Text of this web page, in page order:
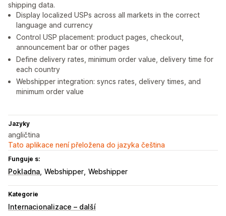
shipping data.
Display localized USPs across all markets in the correct
language and currency
Control USP placement: product pages, checkout,
announcement bar or other pages
Define delivery rates, minimum order value, delivery time for
each country
Webshipper integration: syncs rates, delivery times, and
minimum order value
Jazyky
angličtina
Tato aplikace není přeložena do jazyka čeština
Funguje s:
Pokladna Webshipper Webshipper
Kategorie
Internacionalizace – další